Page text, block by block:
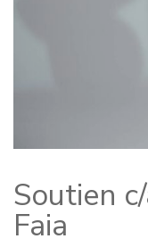
Soutien
Faia